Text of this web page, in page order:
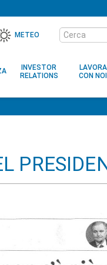
METEO
Cerca
nel
sito
INVESTOR
RELATIONS
LAVORA
CON NOI